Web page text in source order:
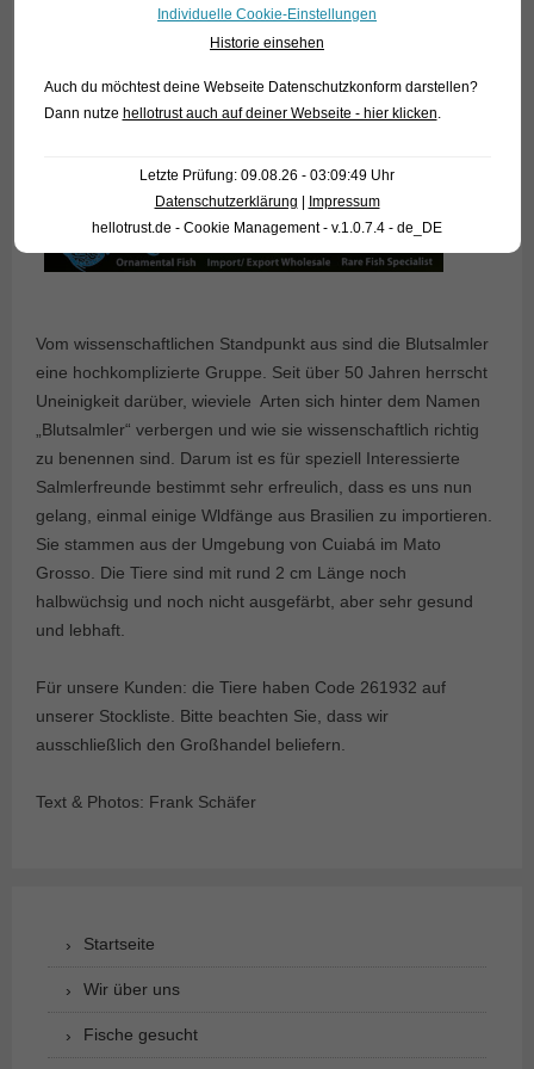
Vom wissenschaftlichen Standpunkt aus sind die Blutsalmler
eine hochkomplizierte Gruppe. Seit über 50 Jahren herrscht
Uneinigkeit darüber, wieviele Arten sich hinter dem Namen
„Blutsalmler“ verbergen und wie sie wissenschaftlich richtig
zu benennen sind. Darum ist es für speziell Interessierte
Salmlerfreunde bestimmt sehr erfreulich, dass es uns nun
gelang, einmal einige Wldfänge aus Brasilien zu importieren.
Sie stammen aus der Umgebung von Cuiabá im Mato
Grosso. Die Tiere sind mit rund 2 cm Länge noch
halbwüchsig und noch nicht ausgefärbt, aber sehr gesund
und lebhaft.
Für unsere Kunden: die Tiere haben Code 261932 auf
unserer Stockliste. Bitte beachten Sie, dass wir
ausschließlich den Großhandel beliefern.
Text & Photos: Frank Schäfer
Startseite
Wir über uns
Fische gesucht
Individuelle Cookie-Einstellungen
Historie einsehen
Auch du möchtest deine Webseite Datenschutzkonform darstellen?
Dann nutze hellotrust auch auf deiner Webseite - hier klicken.
Letzte Prüfung: 09.08.26 - 03:09:49 Uhr
Datenschutzerklärung
Impressum
hellotrust.de - Cookie Management - v.1.0.7.4 - de_DE